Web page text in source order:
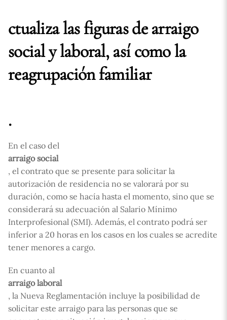
ctualiza las figuras de arraigo
social y laboral, así como la
reagrupación familiar
.
En el caso del
arraigo social
, el contrato que se presente para solicitar la
autorización de residencia no se valorará por su
duración, como se hacía hasta el momento, sino que se
considerará su adecuación al Salario Mínimo
Interprofesional (SMI). Además, el contrato podrá ser
inferior a 20 horas en los casos en los cuales se acredite
tener menores a cargo.
En cuanto al
arraigo laboral
, la Nueva Reglamentación incluye la posibilidad de
solicitar este arraigo para las personas que se